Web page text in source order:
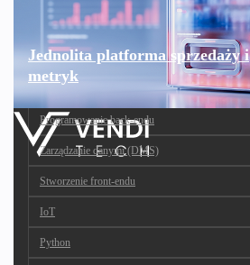
Jednolita platforma sprzedaży i
metryk
Programowanie back-endu
Zarządzanie danymi (DMS)
Stworzenie front-endu
IoT
Python